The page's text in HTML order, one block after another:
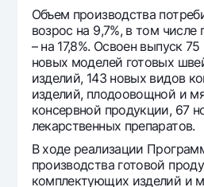
Объем производства
возрос на 9,7%, в том числе
– на 17,8%. Освоен выпуск
новых моделей готовых
изделий, 143 новых видов
изделий, плодоовощной и
консервной продукции, 67
лекарственных препаратов.
В ходе реализации
производства готовой
комплектующих изделий и